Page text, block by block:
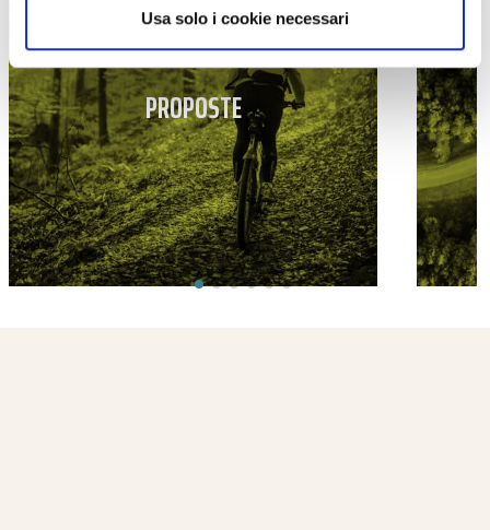
Usa solo i cookie necessari
PROPOSTE